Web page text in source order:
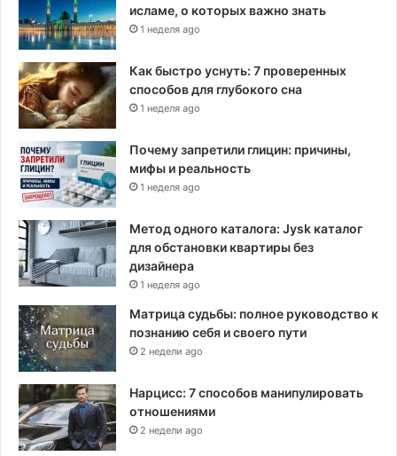
п
а
д
е
м
и
и
м
и
р
о
а
исламе, о которых важно знать
1 неделя ago
Как быстро уснуть: 7 проверенных
способов для глубокого сна
1 неделя ago
Почему запретили глицин: причины,
мифы и реальность
1 неделя ago
Метод одного каталога: Jysk каталог
для обстановки квартиры без
дизайнера
1 неделя ago
Матрица судьбы: полное руководство к
познанию себя и своего пути
2 недели ago
Нарцисс: 7 способов манипулировать
отношениями
2 недели ago